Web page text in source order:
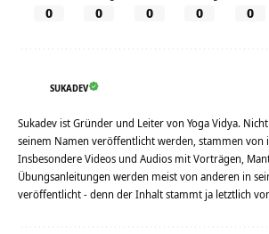
0 0 0 0 0
SUKADEV
Sukadev ist Gründer und Leiter von Yoga Vidya.
seinem Namen veröffentlicht werden, stammen von
Insbesondere Videos und Audios mit Vorträgen,
Übungsanleitungen werden meist von anderen in
veröffentlicht - denn der Inhalt stammt ja letztlich